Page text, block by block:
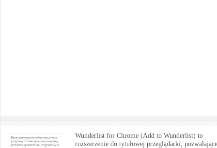
Wunderlist for Chrome (Add to Wunderlist) to
rozszerzenie do tytułowej przeglądarki,